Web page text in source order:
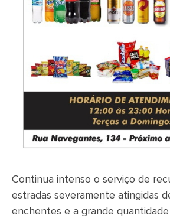
Continua intenso o serviço de
estradas severamente atingidas
enchentes e a grande